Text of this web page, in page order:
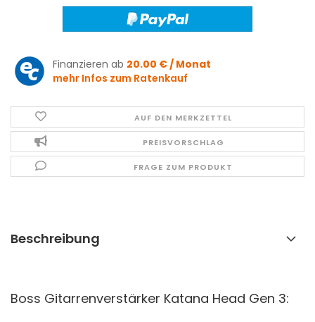
Finanzieren ab 20.00 € / Monat
mehr Infos zum Ratenkauf
AUF DEN MERKZETTEL
PREISVORSCHLAG
FRAGE ZUM PRODUKT
Beschreibung
Boss Gitarrenverstärker Katana Head Gen 3: